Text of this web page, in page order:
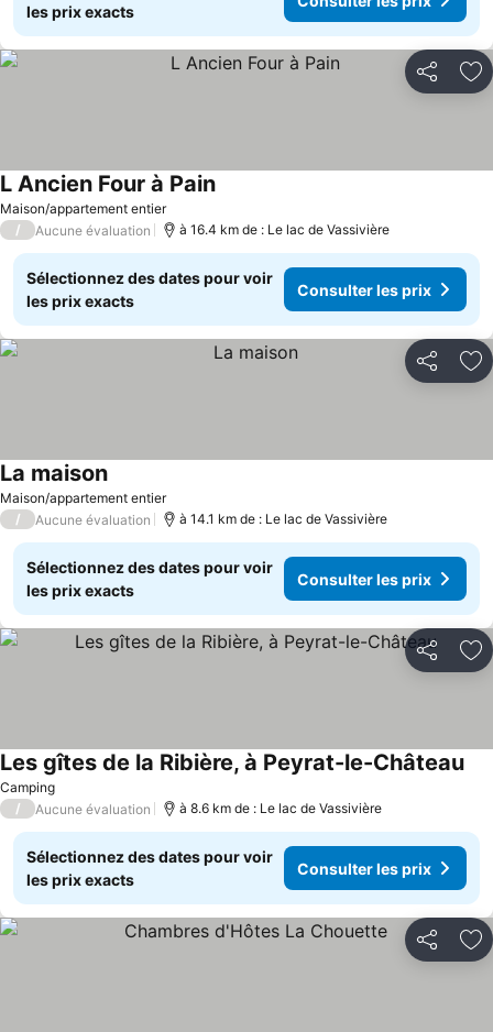
les prix exacts
Partager
Maison/appartement entier
L Ancien Four à PainConsulter les prix
/ Aucune évaluation à 16.4 km de : Le lac de Vassivière
Sélectionnez des dates pour voir
les prix exacts
Consulter les prix
Partager
Maison/appartement entier
La maisonConsulter les prix
/ Aucune évaluation à 14.1 km de : Le lac de Vassivière
Sélectionnez des dates pour voir
les prix exacts
Consulter les prix
Partager
Camping
Les gîtes de la Ribière, à Peyrat-le-Château
/ Aucune évaluation à 8.6 km de : Le lac de Vassivière
Sélectionnez des dates pour voir
les prix exacts
Consulter les prix
Partager